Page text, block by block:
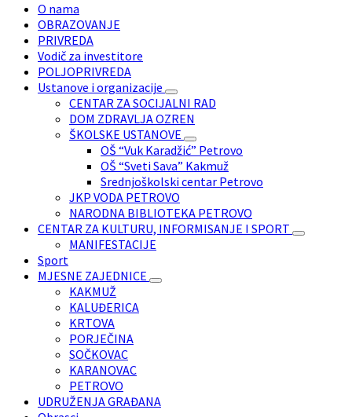
O nama
OBRAZOVANJE
PRIVREDA
Vodič za investitore
POLJOPRIVREDA
Ustanove i organizacije
CENTAR ZA SOCIJALNI RAD
DOM ZDRAVLJA OZREN
ŠKOLSKE USTANOVE
OŠ “Vuk Karadžić” Petrovo
OŠ “Sveti Sava” Kakmuž
Srednjoškolski centar Petrovo
JKP VODA PETROVO
NARODNA BIBLIOTEKA PETROVO
CENTAR ZA KULTURU, INFORMISANJE I SPORT
MANIFESTACIJE
Sport
MJESNE ZAJEDNICE
KAKMUŽ
KALUĐERICA
KRTOVA
PORJEČINA
SOČKOVAC
KARANOVAC
PETROVO
UDRUŽENJA GRAĐANA